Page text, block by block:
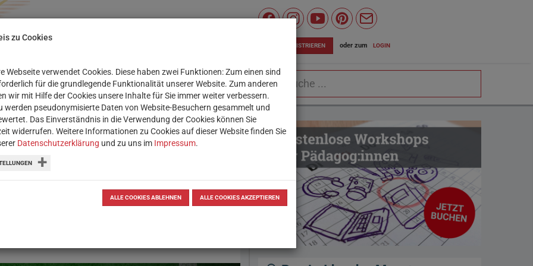
Wiener
Bildungsserver
Facebook
JETZT REGISTRIEREN oder zum LOGIN
SERVICE WORKSHOPS Suchbegriff
einfach selbst
Quiz-Apps und -Tools kann
werden.
zu Cookies
Webseite verwendet Cookies. Diese haben zwei Funktionen: Zum einen sind
für die grundlegende Funktionalität unserer Website. Zum anderen
wir mit Hilfe der Cookies unsere Inhalte für Sie immer weiter verbessern.
werden pseudonymisierte Daten von Website-Besuchern gesammelt und
Das Einverständnis in die Verwendung der Cookies können Sie
widerrufen. Weitere Informationen zu Cookies auf dieser Website finden Sie
Datenschutzerklärung und zu uns im Impressum.
ALLE COOKIES ABLEHNEN ALLE COOKIES AKZEPTIEREN